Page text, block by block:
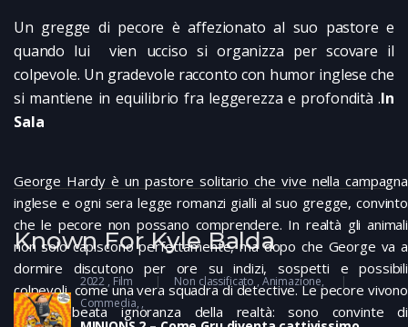
Un gregge di pecore è affezionato al suo pastore e
quando lui vien ucciso si organizza per scovare il
colpevole. Un gradevole racconto con humor inglese che
si mantiene in equilibrio fra leggerezza e profondità .In
Sala
George Hardy è un pastore solitario che vive nella campagna
inglese e ogni sera legge romanzi gialli al suo gregge, convinto
che le pecore non possano comprendere. In realtà gli animali
non solo capiscono perfettamente, ma dopo che George va a
dormire discutono per ore su indizi, sospetti e possibili
colpevoli, come una vera squadra di detective. Le pecore vivono
in una beata ignoranza della realtà: sono convinte di
Known For Kyle Balda
2022 Film Non classificato Animazione,
Commedia